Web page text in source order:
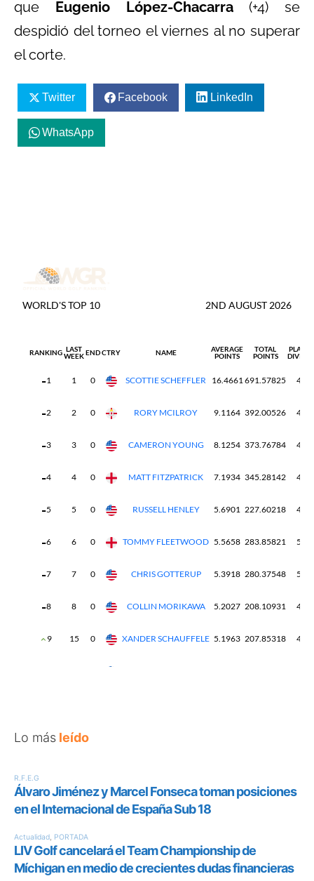
que Eugenio López-Chacarra(+4) se
despidió del torneo el viernes al no superar
el corte.
Twitter Facebook LinkedIn
WhatsApp
Lo más leído